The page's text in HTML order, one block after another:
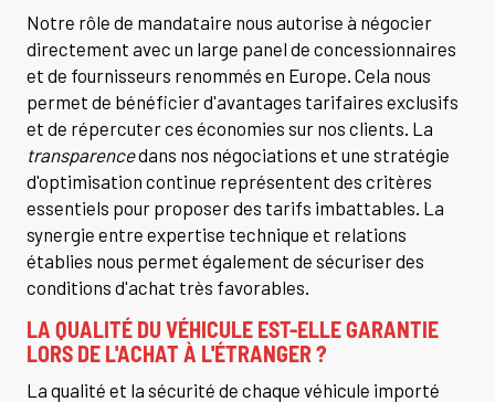
Notre rôle de mandataire nous autorise à négocier
directement avec un large panel de concessionnaires
et de fournisseurs renommés en Europe. Cela nous
permet de bénéficier d'avantages tarifaires exclusifs
et de répercuter ces économies sur nos clients. La
transparencedans nos négociations et une stratégie
d'optimisation continue représentent des critères
essentiels pour proposer des tarifs imbattables. La
synergie entre expertise technique et relations
établies nous permet également de sécuriser des
conditions d'achat très favorables.
LA QUALITÉ DU VÉHICULE EST-ELLE GARANTIE
LORS DE L'ACHAT À L'ÉTRANGER ?
La qualité et la sécurité de chaque véhicule importé